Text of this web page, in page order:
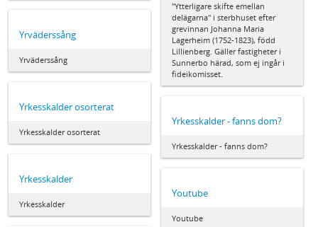
"Ytterligare skifte emellan
delägarna" i sterbhuset efter
grevinnan Johanna Maria
Lagerheim (1752-1823), född
Lillienberg. Gäller fastigheter i
Sunnerbo härad, som ej ingår i
fideikomisset.
Yrväderssång
Yrväderssång
Yrkesskalder osorterat
Yrkesskalder osorterat
Yrkesskalder - fanns dom?
Yrkesskalder - fanns dom?
Yrkesskalder
Yrkesskalder
Youtube
Youtube